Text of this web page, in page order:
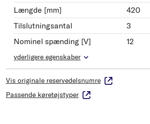
Længde [mm]
420
Tilslutningsantal
3
Nominel spænding [V]
12
yderligere egenskaber
Vis originale reservedelsnumre
Passende køretøjstyper